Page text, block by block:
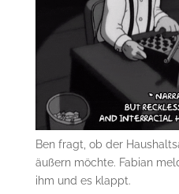
Ben fragt, ob der
äußern möchte. Fabian
ihm und es klappt.